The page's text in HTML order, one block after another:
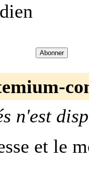
n'est
et le